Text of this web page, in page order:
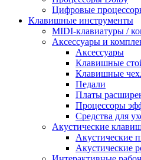
Цифровые
Клавишные инструменты
MIDI-клавиатуры /
Аксессуары и
Аксессуары
Клавишные
Клавишные
Педали
Платы
Процессоры
Средства для
Акустические
Акустические
Акустические